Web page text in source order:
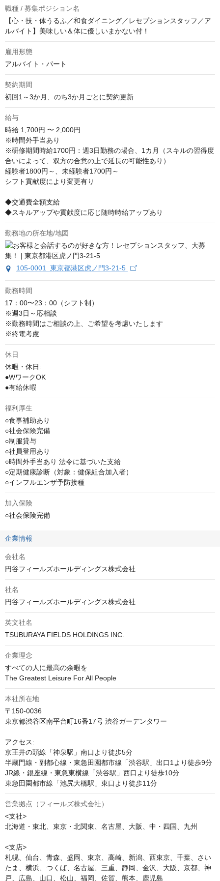
職種 / 募集ポジション名
【心・技・体うるふ／和食ダイニング／レセプションスタッフ／ア
ルバイト】美味しい＆体に優しいまかない付！
雇用形態
アルバイト・パート
契約期間
初回1～3か月、のち3か月ごとに契約更新
給与
時給 1,700円 〜 2,000円
※時間外手当あり
※研修期間時給1700円：週3日勤務の場合、1カ月（スキルの習得度
合いによって、双方の合意の上で延長の可能性あり）
経験者1800円～、未経験者1700円～
シフト貢献度により変更有り
◆交通費全額支給
◆スキルアップや貢献度に応じ随時時給アップあり
勤務地の所在地/地図
105-0001 東京都港区虎ノ門3-21-5
勤務時間
17：00〜23：00（シフト制）
※週3日～応相談
※勤務時間はご相談の上、ご希望を考慮いたします
※終電考慮
休日
休暇・休日:
●WワークOK
●有給休暇
福利厚生
○食事補助あり
○社会保険完備
○制服貸与
○社員登用あり
○時間外手当あり 法令に基づいた支給
○定期健康診断（対象：健保組合加入者）
○インフルエンザ予防接種
加入保険
○社会保険完備
企業情報
会社名
円谷フィールズホールディングス株式会社
社名
円谷フィールズホールディングス株式会社
英文社名
TSUBURAYA FIELDS HOLDINGS INC.
企業理念
すべての人に最高の余暇を
The Greatest Leisure For All People
本社所在地
〒150-0036
東京都渋谷区南平台町16番17号 渋谷ガーデンタワー
アクセス:
京王井の頭線「神泉駅」南口より徒歩5分
半蔵門線・副都心線・東急田園都市線「渋谷駅」出口1より徒歩9分
JR線・銀座線・東急東横線「渋谷駅」西口より徒歩10分
東急田園都市線「池尻大橋駅」東口より徒歩11分
営業拠点（フィールズ株式会社）
<支社>
北海道・東北、東京・北関東、名古屋、大阪、中・四国、九州
<支店>
札幌、仙台、青森、盛岡、東京、高崎、新潟、西東京、千葉、さい
たま、横浜、つくば、名古屋、三重、静岡、金沢、大阪、京都、神
戸、広島、山口、松山、福岡、佐賀、熊本、鹿児島